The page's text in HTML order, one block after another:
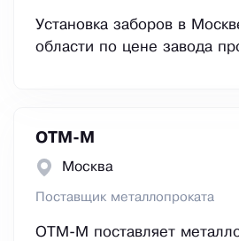
Установка заборов в
области по цене завода
ОТМ-М
Москва
Поставщик металлопроката
ОТМ-М поставляет